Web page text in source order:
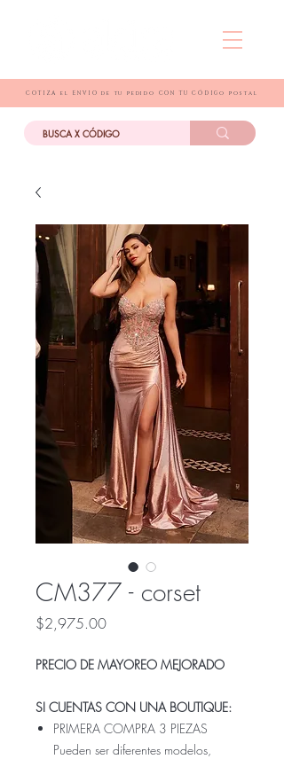
COTIZA el ENVIO de tu pedido CON TU CÓDIGo postal
CM377 - corset
$2,975.00Precio
PRECIO DE MAYOREO MEJORADO
SI CUENTAS CON UNA BOUTIQUE:
PRIMERA COMPRA 3 PIEZAS
Pueden ser diferentes modelos,